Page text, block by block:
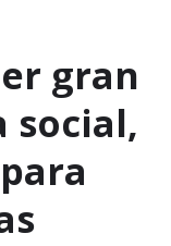
gran
social,